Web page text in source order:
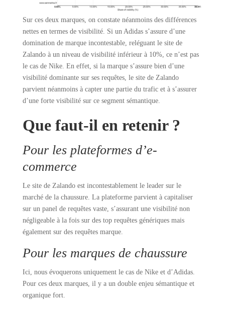
Sur ces deux marques, on constate néanmoins des différences
nettes en termes de visibilité. Si un Adidas s’assure d’une
domination de marque incontestable, reléguant le site de
Zalando à un niveau de visibilité inférieur à 10%, ce n’est pas
le cas de Nike. En effet, si la marque s’assure bien d’une
visibilité dominante sur ses requêtes, le site de Zalando
parvient néanmoins à capter une partie du trafic et à s’assurer
d’une forte visibilité sur ce segment sémantique.
Que faut-il en retenir ?
Pour les plateformes d’e-
commerce
Le site de Zalando est incontestablement le leader sur le
marché de la chaussure. La plateforme parvient à capitaliser
sur un panel de requêtes vaste, s’assurant une visibilité non
négligeable à la fois sur des top requêtes génériques mais
également sur des requêtes marque.
Pour les marques de chaussure
Ici, nous évoquerons uniquement le cas de Nike et d’Adidas.
Pour ces deux marques, il y a un double enjeu sémantique et
organique fort.